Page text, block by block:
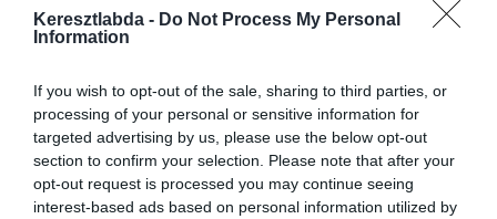
Keresztlabda - Do Not Process My Personal
Information
If you wish to opt-out of the sale, sharing to third parties, or
processing of your personal or sensitive information for
targeted advertising by us, please use the below opt-out
section to confirm your selection. Please note that after your
opt-out request is processed you may continue seeing
interest-based ads based on personal information utilized by
A The Guardian szerint a klub inkább hagyja, hogy ingyen távozzon,
mint hogy a télen eladják.
A Premier Leagueben szereplő csapatnak nem lenne elég ideje
megfelelő helyettest találni, és nem szeretnének egy pánik
igazolást. Januárban a játékossal elkezdhet az Inter tárgyalni, hogy
szerződése lejárta után Olaszországban folytassa.
Az Inter vezetősége három éves szerződést kínálhat a játékosnak,